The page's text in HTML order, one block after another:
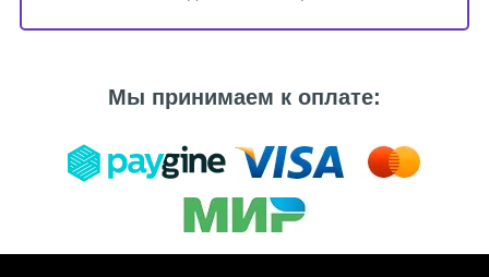
Мы принимаем к оплате: